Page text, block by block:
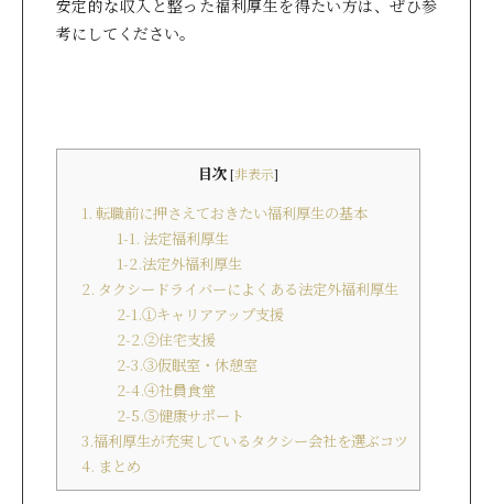
安定的な収入と整った福利厚生を得たい方は、ぜひ参
考にしてください。
目次[非表示]
1. 転職前に押さえておきたい福利厚生の基本
1-1. 法定福利厚生
1-2.法定外福利厚生
2. タクシードライバーによくある法定外福利厚生
2-1.①キャリアアップ支援
2-2.②住宅支援
2-3.③仮眠室・休憩室
2-4.④社員食堂
2-5.⑤健康サポート
3.福利厚生が充実しているタクシー会社を選ぶコツ
4. まとめ